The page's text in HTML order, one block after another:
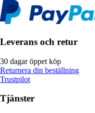
Leverans och retur
30 dagar öppet köp
Returnera din beställning
Trustpilot
Tjänster